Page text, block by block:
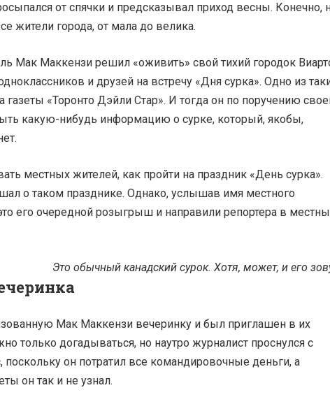
от спячки и предсказывал приход весны. Конечно,
жители города, от мала до велика.
Мак Маккензи решил «оживить» свой тихий городок
и друзей на встречу «Дня сурка». Одно из
«Торонто Дэйли Стар». И тогда он по поручению
какую-нибудь информацию о сурке, который, якобы,
местных жителей, как пройти на праздник «День сурка».
о таком празднике. Однако, услышав имя местного
его очередной розыгрыш и направили репортера в
Это обычный канадский сурок. Хотя, может, и его
Мак Маккензи вечеринку и был приглашен в их
только догадываться, но наутро журналист проснулся с
он потратил все командировочные деньги, а
он так и не узнал.